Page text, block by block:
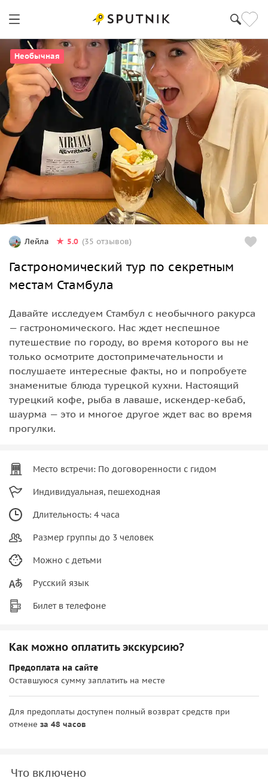
Необычная
Лейла 5.0 (35 отзывов)
Гастрономический тур по секретным
местам Стамбула
Давайте исследуем Стамбул с необычного ракурса
— гастрономического. Нас ждет неспешное
путешествие по городу, во время которого вы не
только осмотрите достопримечательности и
послушаете интересные факты, но и попробуете
знаменитые блюда турецкой кухни. Настоящий
турецкий кофе, рыба в лаваше, искендер-кебаб,
шаурма — это и многое другое ждет вас во время
прогулки.
Место встречи: По договоренности с гидом
Индивидуальная, пешеходная
Длительность: 4 часа
Размер группы до 3 человек
Можно с детьми
Русский язык
Билет в телефоне
Как можно оплатить экскурсию?
Предоплата на сайте
Оставшуюся сумму заплатить на месте
Для предоплаты доступен полный возврат средств при
отмене за 48 часов
Что включено